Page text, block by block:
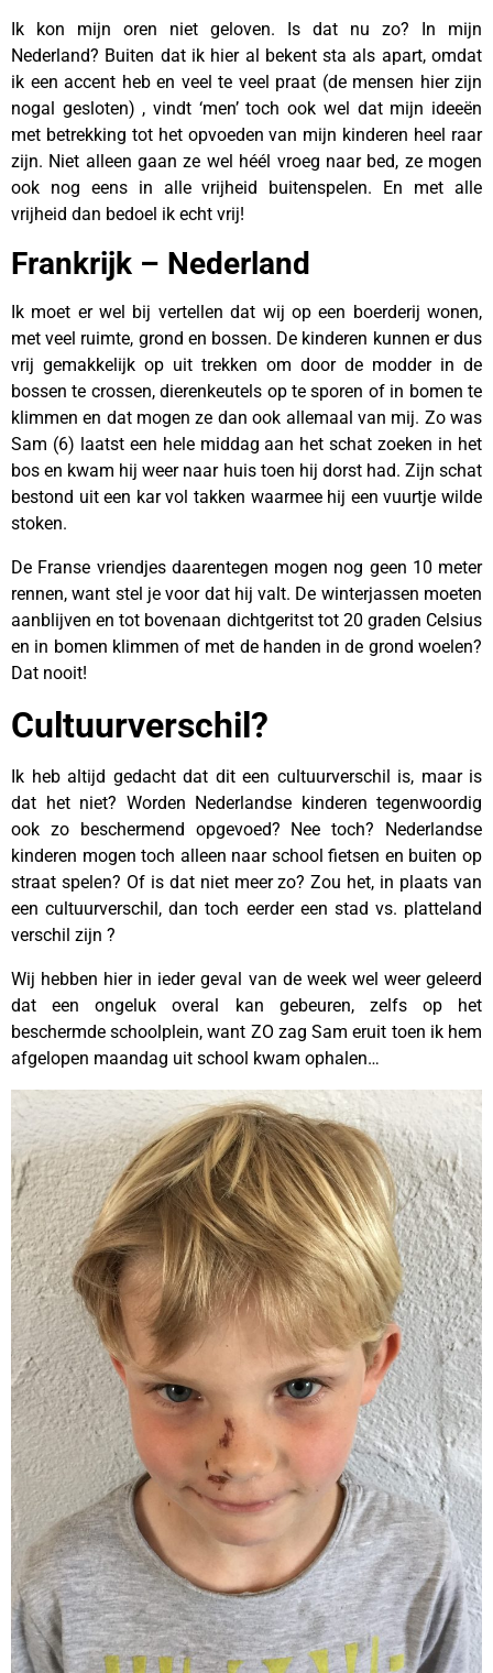
Ik kon mijn oren niet geloven. Is dat nu zo? In mijn
Nederland? Buiten dat ik hier al bekent sta als apart, omdat
ik een accent heb en veel te veel praat (de mensen hier zijn
nogal gesloten) , vindt ‘men’ toch ook wel dat mijn ideeën
met betrekking tot het opvoeden van mijn kinderen heel raar
zijn. Niet alleen gaan ze wel héél vroeg naar bed, ze mogen
ook nog eens in alle vrijheid buitenspelen. En met alle
vrijheid dan bedoel ik echt vrij!
Frankrijk – Nederland
Ik moet er wel bij vertellen dat wij op een boerderij wonen,
met veel ruimte, grond en bossen. De kinderen kunnen er dus
vrij gemakkelijk op uit trekken om door de modder in de
bossen te crossen, dierenkeutels op te sporen of in bomen te
klimmen en dat mogen ze dan ook allemaal van mij. Zo was
Sam (6) laatst een hele middag aan het schat zoeken in het
bos en kwam hij weer naar huis toen hij dorst had. Zijn schat
bestond uit een kar vol takken waarmee hij een vuurtje wilde
stoken.
De Franse vriendjes daarentegen mogen nog geen 10 meter
rennen, want stel je voor dat hij valt. De winterjassen moeten
aanblijven en tot bovenaan dichtgeritst tot 20 graden Celsius
en in bomen klimmen of met de handen in de grond woelen?
Dat nooit!
Cultuurverschil?
Ik heb altijd gedacht dat dit een cultuurverschil is, maar is
dat het niet? Worden Nederlandse kinderen tegenwoordig
ook zo beschermend opgevoed? Nee toch? Nederlandse
kinderen mogen toch alleen naar school fietsen en buiten op
straat spelen? Of is dat niet meer zo? Zou het, in plaats van
een cultuurverschil, dan toch eerder een stad vs. platteland
verschil zijn ?
Wij hebben hier in ieder geval van de week wel weer geleerd
dat een ongeluk overal kan gebeuren, zelfs op het
beschermde schoolplein, want ZO zag Sam eruit toen ik hem
afgelopen maandag uit school kwam ophalen…